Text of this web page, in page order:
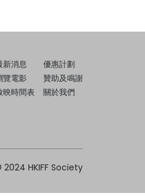
新消息
覽電影
映時間表
優惠計劃
贊助及鳴謝
關於我們
HKIFF Society